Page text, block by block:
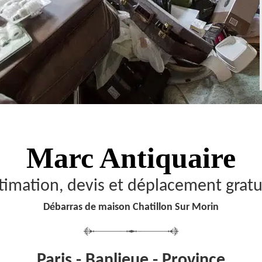
Marc Antiquaire
devis et déplacement
Débarras de maison Chatillon Sur Morin